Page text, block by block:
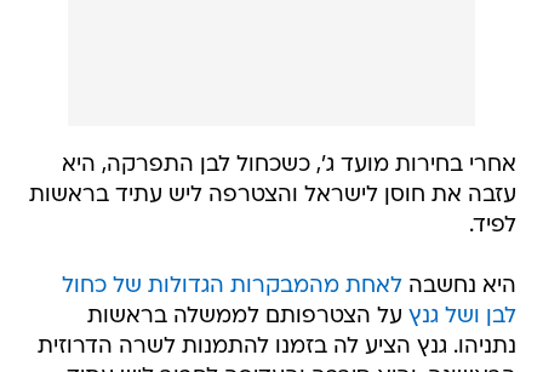
אחרי בחירות מועד ג', כשכחול לבן התפרקה, היא
עזבה את חוסן לישראל והצטרפה ליש עתיד בראשות
לפיד.
היא נחשבהלאחת מהמבקרות הגדולות של כחול
לבן ושל גנץ על הצטרפותם לממשלה בראשות
נתניהו. גנץ הציע לה בזמנו להתמנות לשרה הדרוזית